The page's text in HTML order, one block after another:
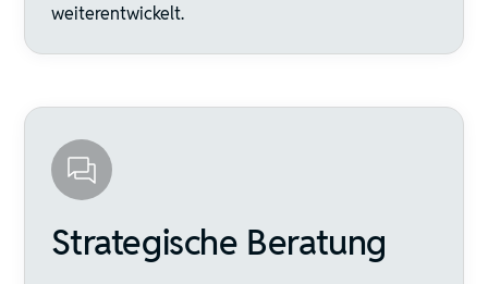
weiterentwickelt.
Strategische Beratung